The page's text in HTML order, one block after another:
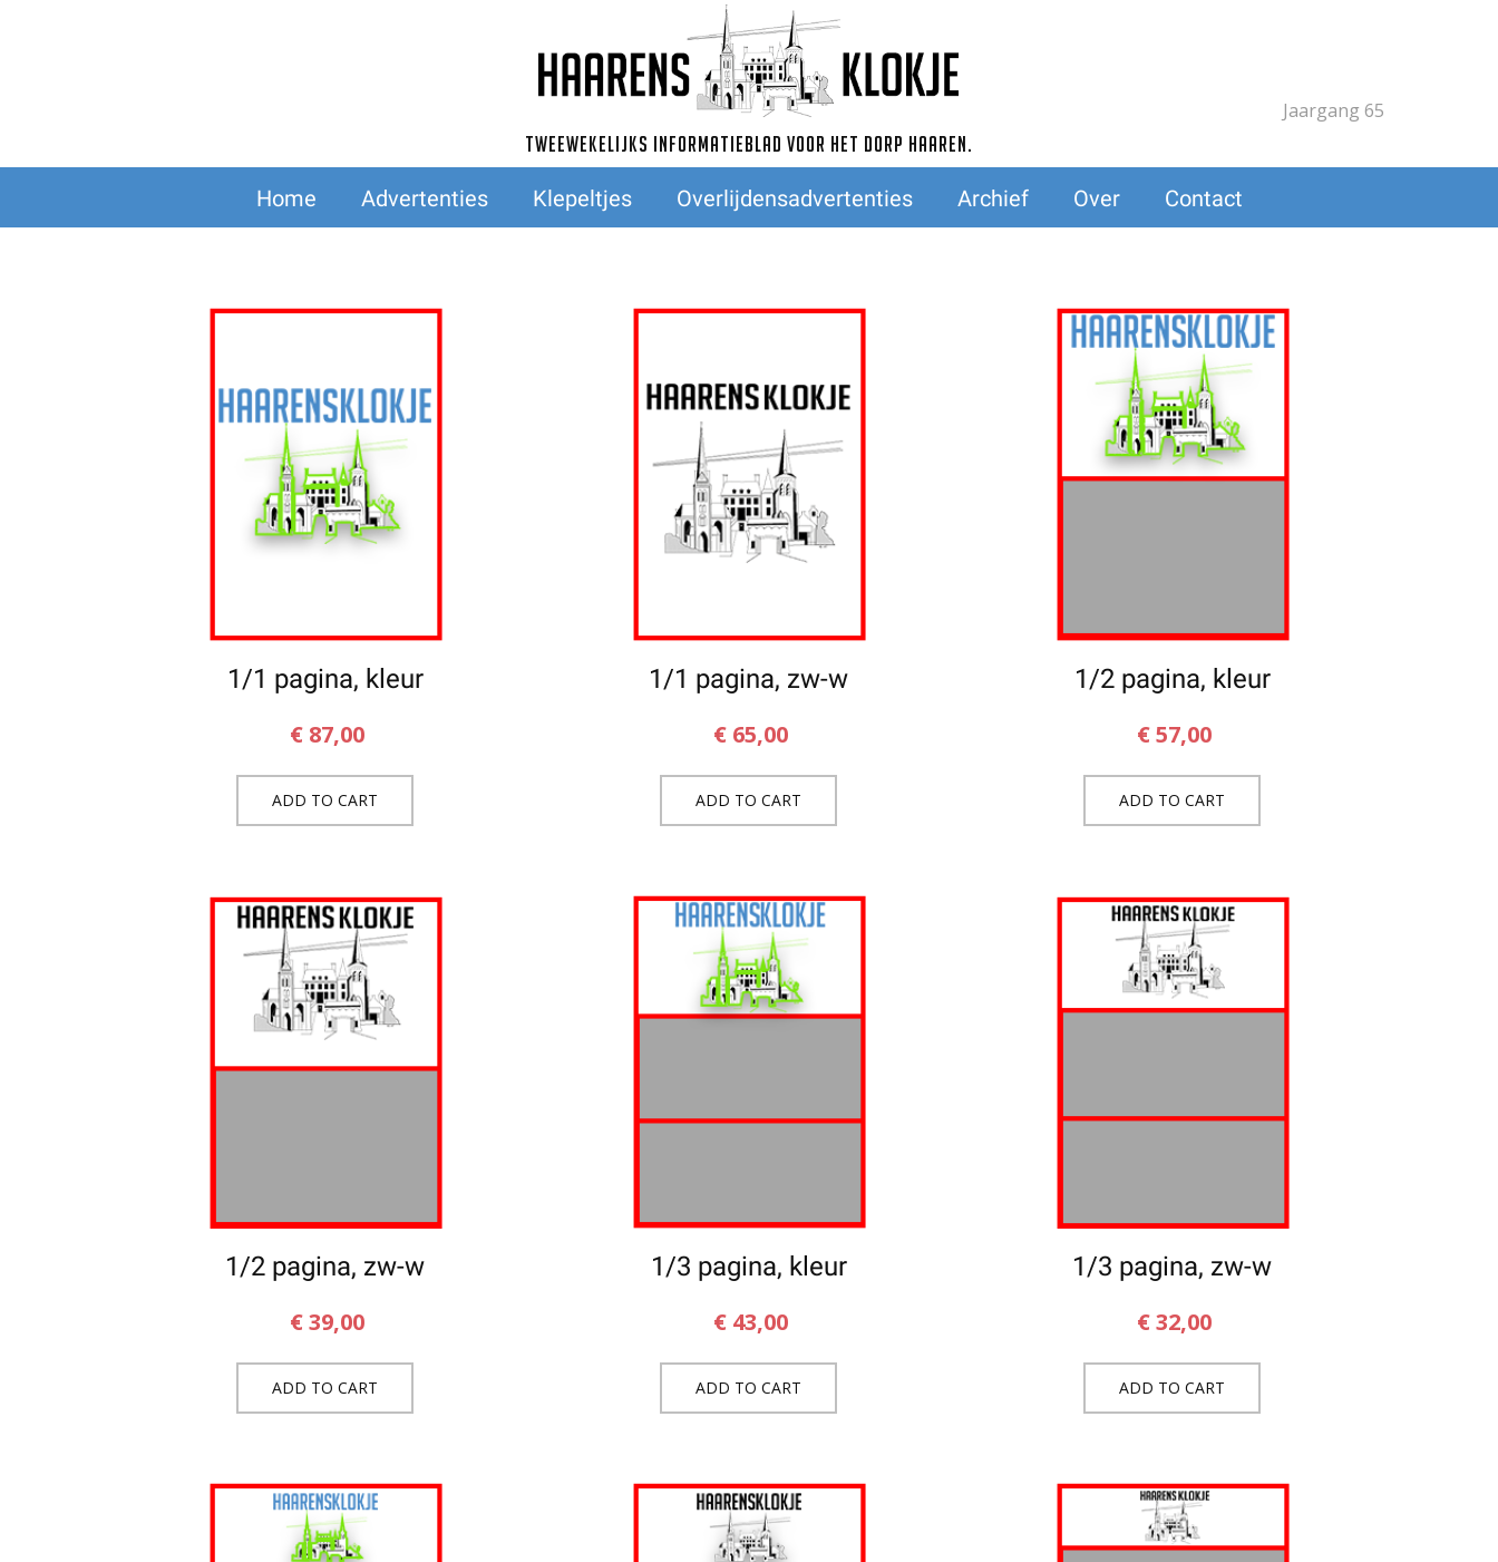
Jaargang 65
Tweewekelijks informatieblad voor het dorp Haaren.
Home Advertenties Klepeltjes Overlijdensadvertenties Archief Over Contact
1/1 pagina, kleur
€ 87,00
ADD TO CART
1/1 pagina, zw-w
€ 65,00
ADD TO CART
1/2 pagina, kleur
€57,00
ADD TO CART
1/2 pagina, zw-w
€39,00
ADD TO CART
1/3 pagina, kleur
€ 43,00
ADD TO CART
1/3 pagina, zw-w
€32,00
ADD TO CART